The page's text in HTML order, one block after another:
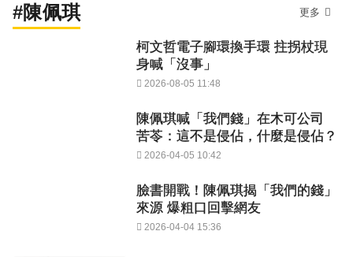
#陳佩琪 更多
柯文哲電子腳環換手環 拄拐杖現
身喊「沒事」
2026-08-05 11:48
陳佩琪喊「我們錢」在木可公司
苦苓：這不是侵佔，什麼是侵佔？
2026-04-05 10:42
臉書開戰！陳佩琪揭「我們的錢」
來源 爆粗口回擊網友
2026-04-04 15:36